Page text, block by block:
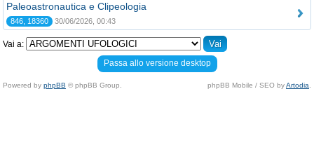
Paleoastronautica e Clipeologia
846, 18360 30/06/2026, 00:43
Vai a:
Passa allo versione desktop
Powered by phpBB © phpBB Group. phpBB Mobile / SEO byArtodia